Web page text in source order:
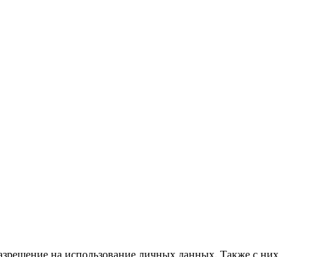
на использование личных данных. Также с них